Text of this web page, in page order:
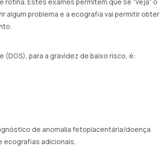
algum problema e a ecografia vai permitir obter
para a gravidez de baixo risco, é:
de anomalia fetoplacentária/doença
ecografias adicionais.